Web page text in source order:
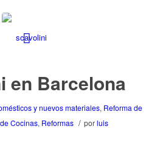
en Barcelona
y nuevos materiales, Reforma de
Cocinas, Reformas / porluis